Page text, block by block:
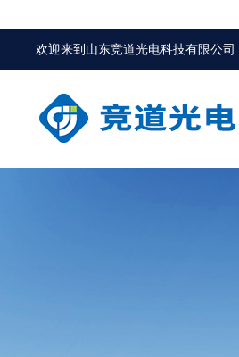
欢迎来到 山东竞道光电科技有限公司